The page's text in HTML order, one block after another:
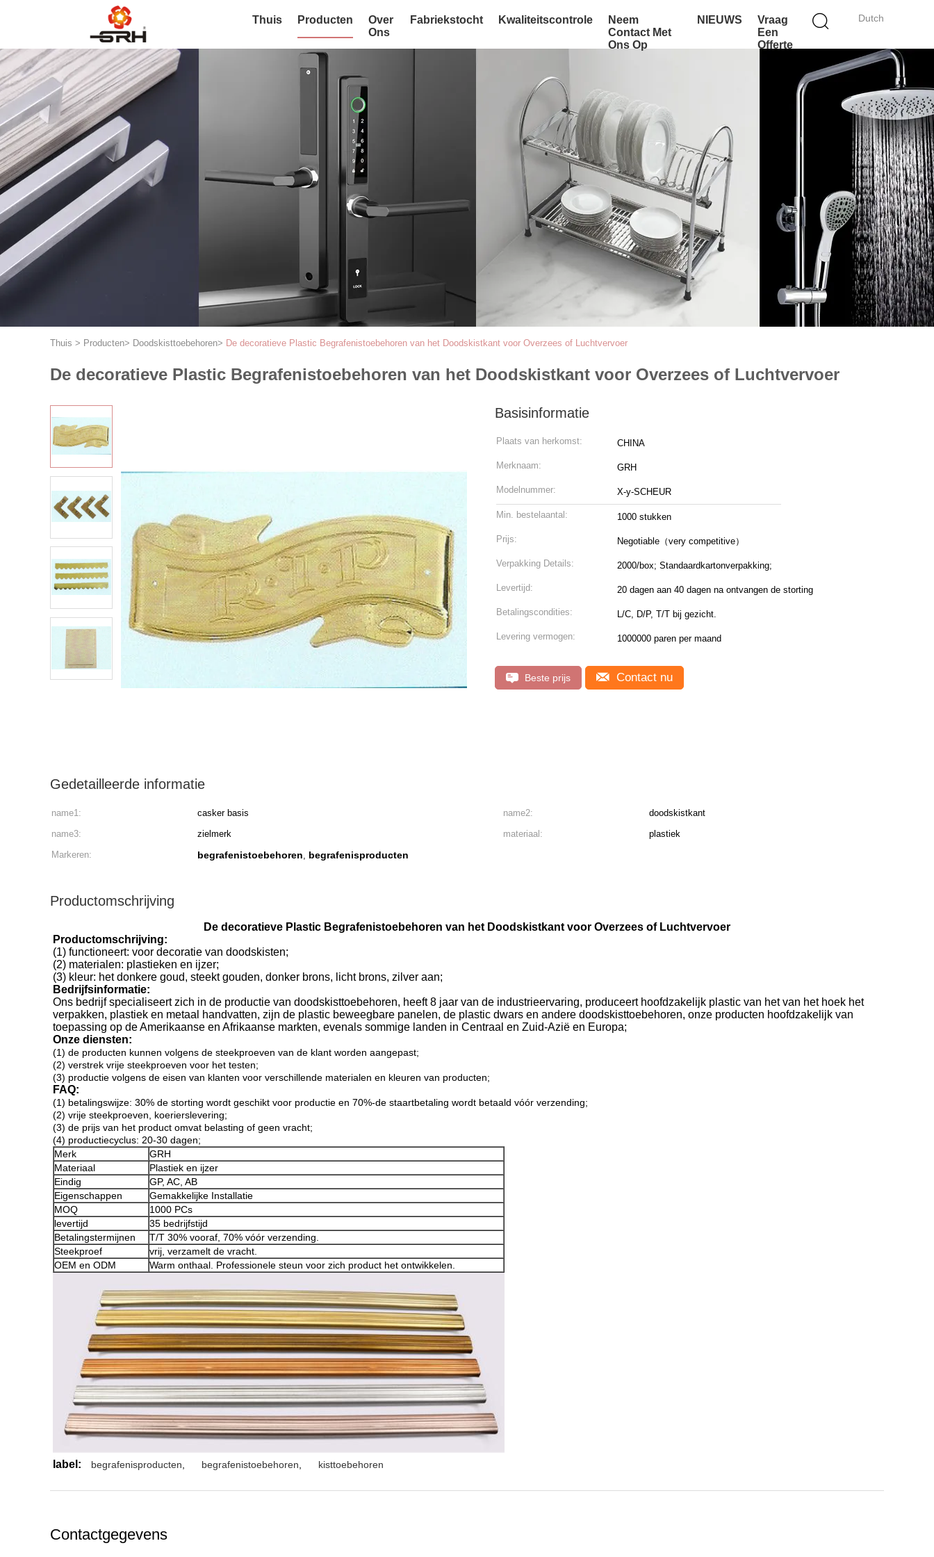
Dutch
Thuis Producten
Over
Ons
Fabriekstocht Kwaliteitscontrole
Neem
Contact Met
Ons Op
NIEUWS
Vraag
Een
Offerte
Thuis > Producten> Doodskisttoebehoren> De decoratieve Plastic Begrafenistoebehoren van het Doodskistkant voor Overzees of Luchtvervoer
De decoratieve Plastic Begrafenistoebehoren van het Doodskistkant voor Overzees of Luchtvervoer
Basisinformatie
Plaats van herkomst: CHINA
Merknaam: GRH
Modelnummer: X-y-SCHEUR
Min. bestelaantal: 1000 stukken
Prijs: Negotiable（very competitive）
Verpakking Details: 2000/box; Standaardkartonverpakking;
Levertijd: 20 dagen aan 40 dagen na ontvangen de storting
Betalingscondities: L/C, D/P, T/T bij gezicht.
Levering vermogen: 1000000 paren per maand
Beste prijs Contact nu
Gedetailleerde informatie
name1: casker basis name2:
doodskistkant
name3:
zielmerk materiaal:
plastiek
Markeren:
begrafenistoebehoren, begrafenisproducten
Productomschrijving
De decoratieve Plastic Begrafenistoebehoren van het Doodskistkant voor Overzees of Luchtvervoer
Productomschrijving:
(1) functioneert: voor decoratie van doodskisten;
(2) materialen: plastieken en ijzer;
(3) kleur: het donkere goud, steekt gouden, donker brons, licht brons, zilver aan;
Bedrijfsinformatie:
Ons bedrijf specialiseert zich in de productie van doodskisttoebehoren, heeft 8 jaar van de industrieervaring, produceert hoofdzakelijk plastic van het van het hoek het
verpakken, plastiek en metaal handvatten, zijn de plastic beweegbare panelen, de plastic dwars en andere doodskisttoebehoren, onze producten hoofdzakelijk van
toepassing op de Amerikaanse en Afrikaanse markten, evenals sommige landen in Centraal en Zuid-Azië en Europa;
Onze diensten:
(1) de producten kunnen volgens de steekproeven van de klant worden aangepast;
(2) verstrek vrije steekproeven voor het testen;
(3) productie volgens de eisen van klanten voor verschillende materialen en kleuren van producten;
FAQ:
(1) betalingswijze: 30% de storting wordt geschikt voor productie en 70%-de staartbetaling wordt betaald vóór verzending;
(2) vrije steekproeven, koerierslevering;
(3) de prijs van het product omvat belasting of geen vracht;
(4) productiecyclus: 20-30 dagen;
Merk
GRH
Materiaal
Plastiek en ijzer
Eindig
GP, AC, AB
Eigenschappen
Gemakkelijke Installatie
MOQ
1000 PCs
levertijd
35 bedrijfstijd
Betalingstermijnen
T/T 30% vooraf, 70% vóór verzending.
Steekproef
vrij, verzamelt de vracht.
OEM en ODM
Warm onthaal. Professionele steun voor zich product het ontwikkelen.
label: begrafenisproducten begrafenistoebehoren kisttoebehoren
Contactgegevens